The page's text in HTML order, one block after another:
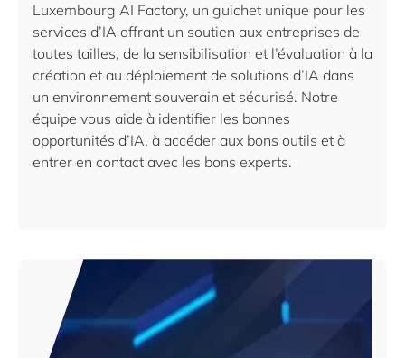
Luxembourg AI Factory, un guichet unique pour les
services d’IA offrant un soutien aux entreprises de
toutes tailles, de la sensibilisation et l’évaluation à la
création et au déploiement de solutions d’IA dans
un environnement souverain et sécurisé. Notre
équipe vous aide à identifier les bonnes
opportunités d’IA, à accéder aux bons outils et à
entrer en contact avec les bons experts.